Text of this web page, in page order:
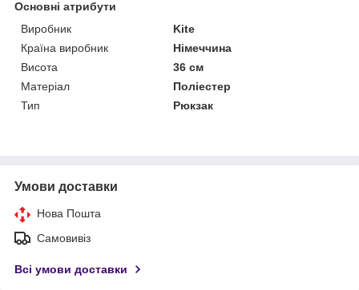
Основні атрибути
Виробник
Kite
Країна виробник
Німеччина
Висота
36 см
Матеріал
Поліестер
Тип
Рюкзак
Умови доставки
Нова Пошта
Самовивіз
Всі умови доставки